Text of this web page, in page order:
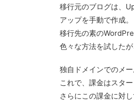
移行元のブログは、
アップを手動で作成。
移行先の素の
色々な方法を試した
独自ドメインでのメ
これで、課金はスタ
さらにこの課金に対